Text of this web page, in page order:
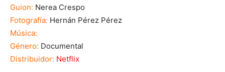
Guion: Nerea Crespo
Fotografía: Hernán Pérez Pérez
Música:
Género: Documental
Distribuidor: Netflix